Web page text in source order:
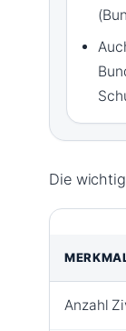
Die
Anzahl